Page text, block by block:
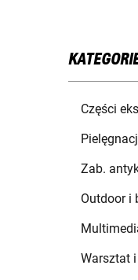
Części
Zab.
Outdoor i
Warsztat